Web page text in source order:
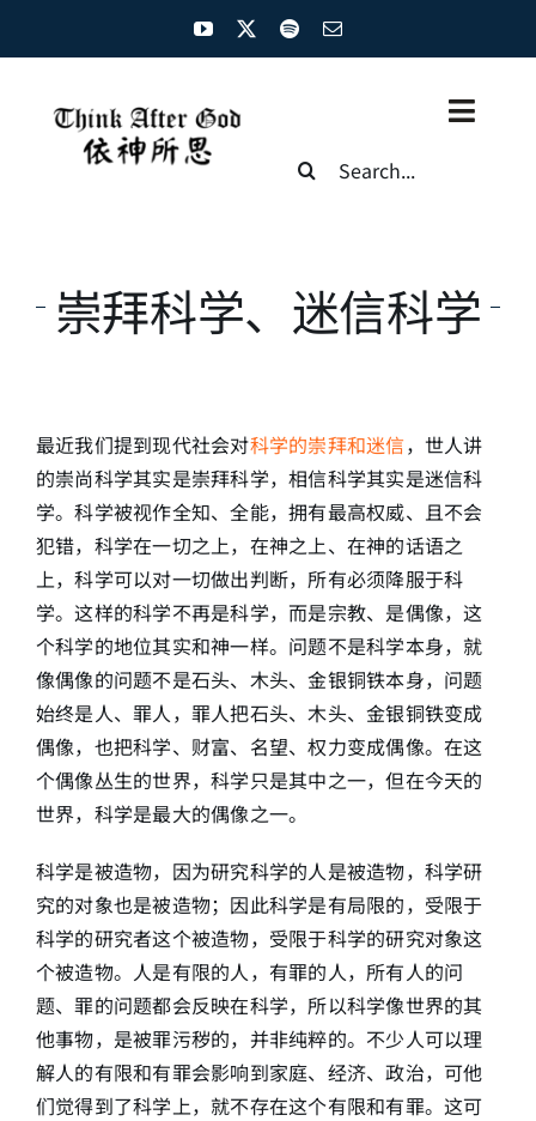
圣经概览
神学概论
圣经解析
简介
下载
Search
崇拜科学、迷信科学
最近我们提到现代社会对科学的崇拜和迷信，世人讲
的崇尚科学其实是崇拜科学，相信科学其实是迷信科
学。科学被视作全知、全能，拥有最高权威、且不会
犯错，科学在一切之上，在神之上、在神的话语之
上，科学可以对一切做出判断，所有必须降服于科
学。这样的科学不再是科学，而是宗教、是偶像，这
个科学的地位其实和神一样。问题不是科学本身，就
像偶像的问题不是石头、木头、金银铜铁本身，问题
始终是人、罪人，罪人把石头、木头、金银铜铁变成
偶像，也把科学、财富、名望、权力变成偶像。在这
个偶像丛生的世界，科学只是其中之一，但在今天的
世界，科学是最大的偶像之一。
科学是被造物，因为研究科学的人是被造物，科学研
究的对象也是被造物；因此科学是有局限的，受限于
科学的研究者这个被造物，受限于科学的研究对象这
个被造物。人是有限的人，有罪的人，所有人的问
题、罪的问题都会反映在科学，所以科学像世界的其
他事物，是被罪污秽的，并非纯粹的。不少人可以理
解人的有限和有罪会影响到家庭、经济、政治，可他
们觉得到了科学上，就不存在这个有限和有罪。这可